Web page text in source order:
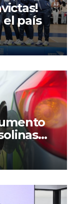
el país